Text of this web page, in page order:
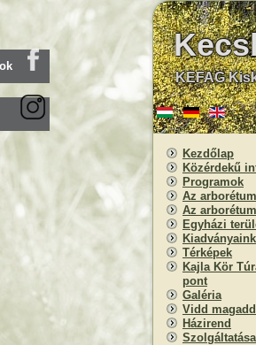
KEFAG
Kezdőlap
Közérdekű
Programok
Az
Az
Egyházi
Kiadványaink
Térképek
Kajla Kör
pont
Galéria
Vidd
Házirend